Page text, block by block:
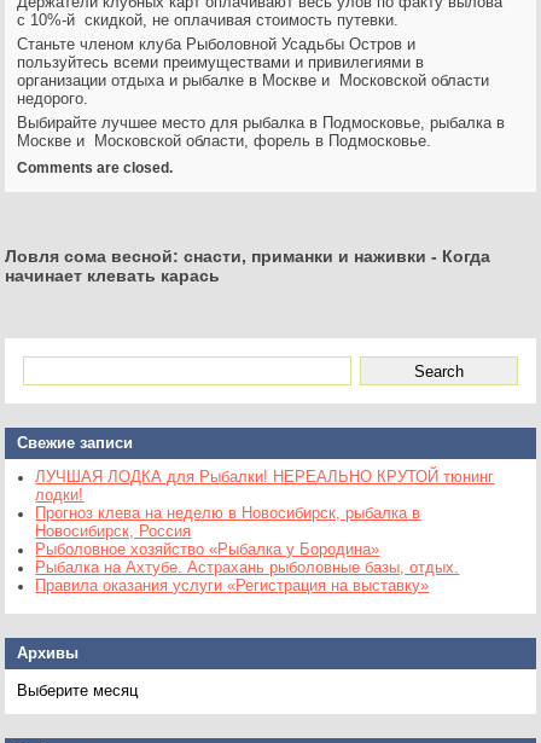
с 10%-й скидкой, не оплачивая стоимость путевки.
Станьте членом клуба Рыболовной Усадьбы Остров и
пользуйтесь всеми преимуществами и привилегиями в
организации отдыха и рыбалке в Москве и Московской области
недорого.
Выбирайте лучшее место для рыбалка в Подмосковье, рыбалка в
Москве и Московской области, форель в Подмосковье.
Comments are closed.
Ловля сома весной: снасти, приманки и наживки - Когда
начинает клевать карась
Свежие записи
ЛУЧШАЯ ЛОДКА для Рыбалки! НЕРЕАЛЬНО КРУТОЙ тюнинг
лодки!
Прогноз клева на неделю в Новосибирск, рыбалка в
Новосибирск, Россия
Рыболовное хозяйство «Рыбалка у Бородина»
Рыбалка на Ахтубе. Астрахань рыболовные базы, отдых.
Правила оказания услуги «Регистрация на выставку»
Архивы
Архивы